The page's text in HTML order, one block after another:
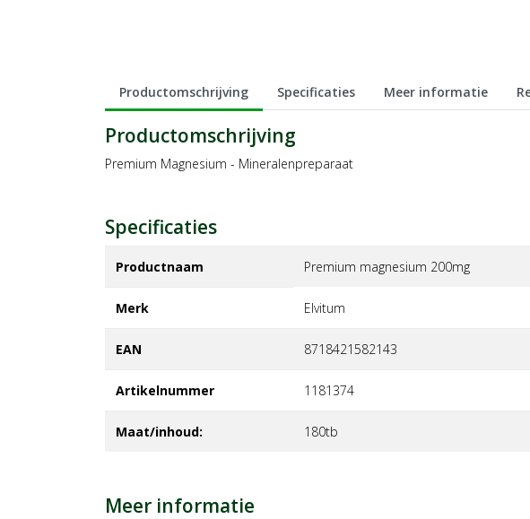
Productomschrijving Specificaties Meer informatie
Productomschrijving
Premium Magnesium - Mineralenpreparaat
Specificaties
Productnaam Premium magnesium 200mg
Merk elvitum
EAN 8718421582143
Artikelnummer 1181374
Maat/inhoud: 180tb
Meer informatie